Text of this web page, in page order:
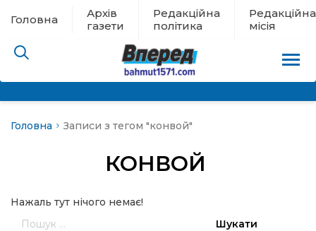
Головна
Архів
газети
Редакційна
політика
Редакційна
місія
Головна Записи з тегом "конвой"
КОНВОЙ
Нажаль тут нічого немає!